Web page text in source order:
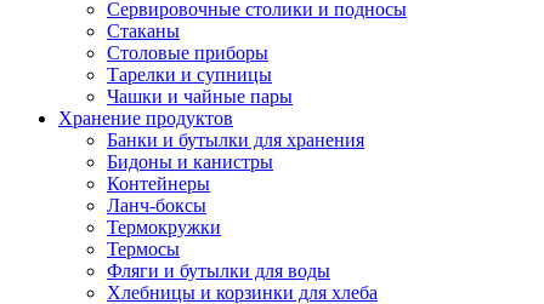
Сервировочные столики и подносы
Стаканы
Столовые приборы
Тарелки и супницы
Чашки и чайные пары
Хранение продуктов
Банки и бутылки для хранения
Бидоны и канистры
Контейнеры
Ланч-боксы
Термокружки
Термосы
Фляги и бутылки для воды
Хлебницы и корзинки для хлеба